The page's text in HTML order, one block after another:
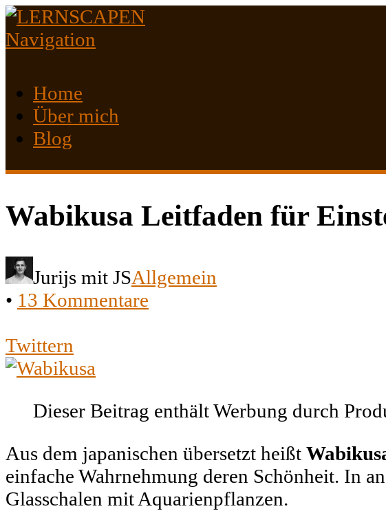
Navigation
Home
Über mich
Blog
Wabikusa Leitfaden für
Jurijs mit JSAllgemein
• 13 Kommentare
Twittern
Dieser Beitrag enthält Werbung durch
Aus dem japanischen übersetzt heißt
einfache Wahrnehmung deren Schönheit. In
Glasschalen mit Aquarienpflanzen.